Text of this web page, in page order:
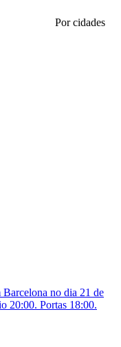
Por cidades
Barcelona no dia 21 de
20:00. Portas 18:00.